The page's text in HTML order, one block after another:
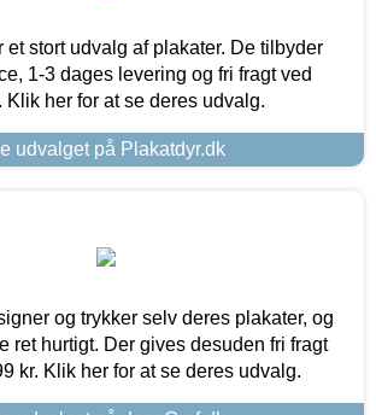
et stort udvalg af plakater. De tilbyder
1-3 dages levering og fri fragt ved
Klik her for at se deres udvalg.
udvalget på Plakatdyr.dk
og trykker selv deres plakater, og
ret hurtigt. Der gives desuden fri fragt
kr. Klik her for at se deres udvalg.